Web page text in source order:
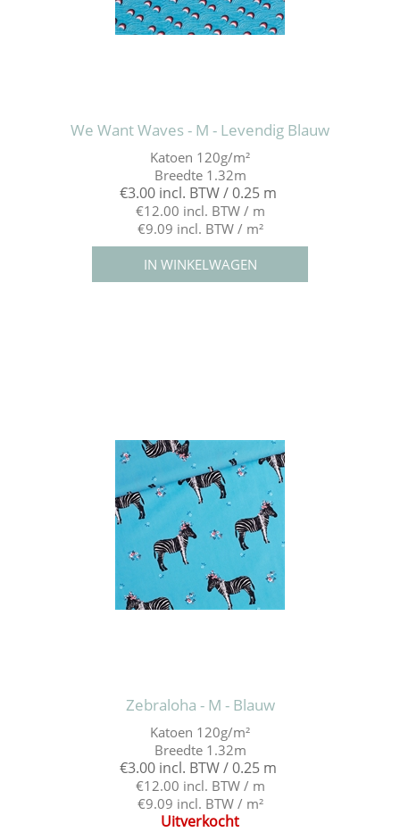
We Want Waves - M - Levendig Blauw
Katoen 120g/m²
Breedte 1.32m
€3.00 incl. BTW / 0.25 m
€12.00 incl. BTW / m
€9.09 incl. BTW / m²
Zebraloha - M - Blauw
Katoen 120g/m²
Breedte 1.32m
€3.00 incl. BTW / 0.25 m
€12.00 incl. BTW / m
€9.09 incl. BTW / m²
Uitverkocht